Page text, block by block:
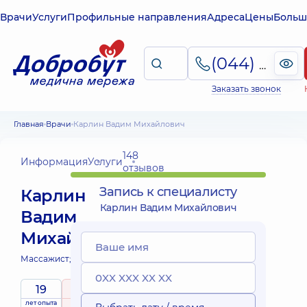
ВрачиУслугиПрофильные направленияАдресаЦены
(044) 495-2-888
Заказать звонок
Главная Врачи Карлин Вадим Михайлович
ИнформацияУслуги148
отзывов
Карлин
Вадим
Михайлович
Массажист;
19
лет опыта
5 / 5
рейтингна основе
Запись к специалисту
Карлин Вадим Михайлович